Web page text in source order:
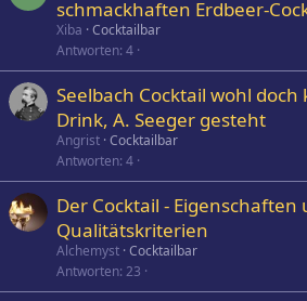
schmackhaften Erdbeer-
Xiba Cocktailbar
Antworten 4
Seelbach Cocktail wohl
Drink, A. Seeger gesteht
Angrist Cocktailbar
Antworten 4
Der Cocktail - Eigenschaften
Qualitätskriterien
Alchemyst Cocktailbar
Antworten 23